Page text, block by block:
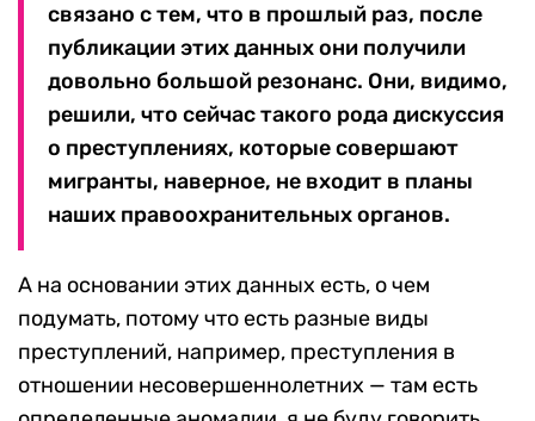
связано с тем, что в прошлый раз, после
публикации этих данных они получили
довольно большой резонанс. Они, видимо,
решили, что сейчас такого рода дискуссия
о преступлениях, которые совершают
мигранты, наверное, не входит в планы
наших правоохранительных органов.
А на основании этих данных есть, о чем
подумать, потому что есть разные виды
преступлений, например, преступления в
отношении несовершеннолетних — там есть